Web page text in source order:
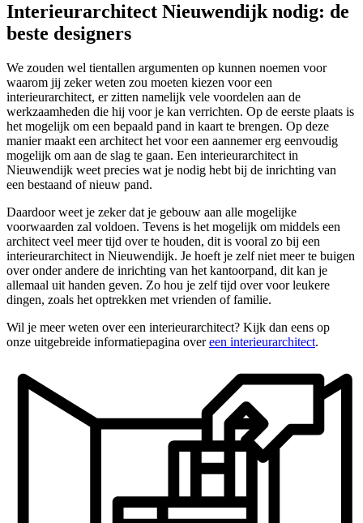
Interieurarchitect Nieuwendijk nodig: de
beste designers
We zouden wel tientallen argumenten op kunnen noemen voor
waarom jij zeker weten zou moeten kiezen voor een
interieurarchitect, er zitten namelijk vele voordelen aan de
werkzaamheden die hij voor je kan verrichten. Op de eerste plaats is
het mogelijk om een bepaald pand in kaart te brengen. Op deze
manier maakt een architect het voor een aannemer erg eenvoudig
mogelijk om aan de slag te gaan. Een interieurarchitect in
Nieuwendijk weet precies wat je nodig hebt bij de inrichting van
een bestaand of nieuw pand.
Daardoor weet je zeker dat je gebouw aan alle mogelijke
voorwaarden zal voldoen. Tevens is het mogelijk om middels een
architect veel meer tijd over te houden, dit is vooral zo bij een
interieurarchitect in Nieuwendijk. Je hoeft je zelf niet meer te buigen
over onder andere de inrichting van het kantoorpand, dit kan je
allemaal uit handen geven. Zo hou je zelf tijd over voor leukere
dingen, zoals het optrekken met vrienden of familie.
Wil je meer weten over een interieurarchitect? Kijk dan eens op
onze uitgebreide informatiepagina overeen interieurarchitect.